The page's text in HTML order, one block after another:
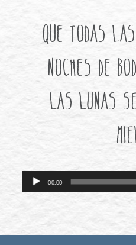
Que todas
noches de
las lunas
Reproductor
de
00:00